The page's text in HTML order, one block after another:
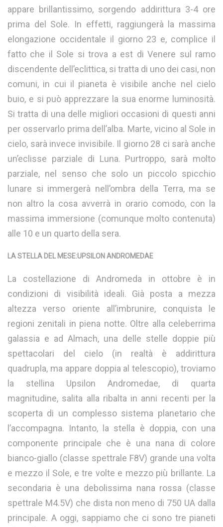
appare brillantissimo, sorgendo addirittura 3-4 ore
prima del Sole. In effetti, raggiungerà la massima
elongazione occidentale il giorno 23 e, complice il
fatto che il Sole si trova a est di Venere sul ramo
discendente dell’eclittica, si tratta di uno dei casi, non
comuni, in cui il pianeta è visibile anche nel cielo
buio, e si può apprezzare la sua enorme luminosità.
Si tratta di una delle migliori occasioni di questi anni
per osservarlo prima dell’alba. Marte, vicino al Sole in
cielo, sarà invece invisibile. Il giorno 28 ci sarà anche
un’eclisse parziale di Luna. Purtroppo, sarà molto
parziale, nel senso che solo un piccolo spicchio
lunare si immergerà nell’ombra della Terra, ma se
non altro la cosa avverrà in orario comodo, con la
massima immersione (comunque molto contenuta)
alle 10 e un quarto della sera.
LA STELLA DEL MESE:UPSILON ANDROMEDAE
La costellazione di Andromeda in ottobre è in
condizioni di visibilità ideali. Già posta a mezza
altezza verso oriente all’imbrunire, conquista le
regioni zenitali in piena notte. Oltre alla celeberrima
galassia e ad Almach, una delle stelle doppie più
spettacolari del cielo (in realtà è addirittura
quadrupla, ma appare doppia al telescopio), troviamo
la stellina Upsilon Andromedae, di quarta
magnitudine, salita alla ribalta in anni recenti per la
scoperta di un complesso sistema planetario che
l’accompagna. Intanto, la stella è doppia, con una
componente principale che è una nana di colore
bianco-giallo (classe spettrale F8V) grande una volta
e mezzo il Sole, e tre volte e mezzo più brillante. La
secondaria è una debolissima nana rossa (classe
spettrale M4.5V) che dista non meno di 750 UA dalla
principale. A oggi, sappiamo che ci sono tre pianeti